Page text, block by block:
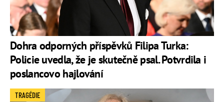
Dohra odporných příspěvků Filipa Turka:
Policie uvedla, že je skutečně psal. Potvrdila i
poslancovo hajlování
TRAGÉDIE